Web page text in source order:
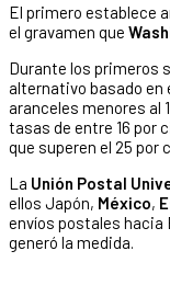
El primero establece
el gravamen que
Durante los primeros
alternativo basado en
aranceles menores al
tasas de entre 16 por
que superen el 25 por
La Unión Postal
ellos Japón, México,
envíos postales hacia
generó la medida.